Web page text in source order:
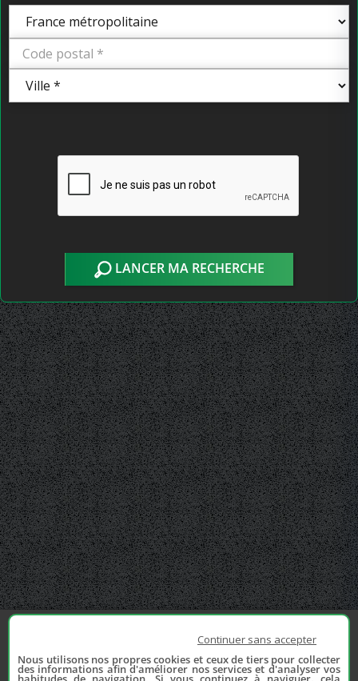
LANCER MA RECHERCHE
Continuer sans accepter
Nous utilisons nos propres cookies et ceux de tiers pour collecter
des informations afin d'améliorer nos services et d'analyser vos